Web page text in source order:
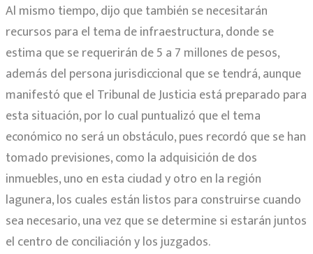
Al mismo tiempo, dijo que también se necesitarán
recursos para el tema de infraestructura, donde se
estima que se requerirán de 5 a 7 millones de pesos,
además del persona jurisdiccional que se tendrá, aunque
manifestó que el Tribunal de Justicia está preparado para
esta situación, por lo cual puntualizó que el tema
económico no será un obstáculo, pues recordó que se han
tomado previsiones, como la adquisición de dos
inmuebles, uno en esta ciudad y otro en la región
lagunera, los cuales están listos para construirse cuando
sea necesario, una vez que se determine si estarán juntos
el centro de conciliación y los juzgados.